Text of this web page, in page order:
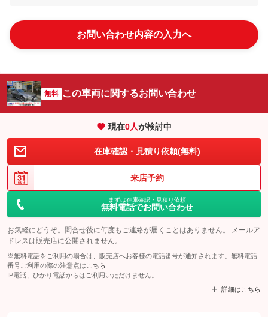
お問い合わせ内容の入力へ
無料 この車両に関するお問い合わせ
現在0人が検討中
在庫確認・見積り依頼(無料)
来店予約
まずは在庫確認・見積り依頼
無料電話でお問い合わせ
お気軽にどうぞ。問合せ後に何度もご連絡が届くことはありません。 メールア
ドレスは販売店に公開されません。
※無料電話をご利用の場合は、販売店へお客様の電話番号が通知されます。無料電話
番号ご利用の際の注意点は こちら
IP電話、ひかり電話からはご利用いただけません。
詳細はこちら